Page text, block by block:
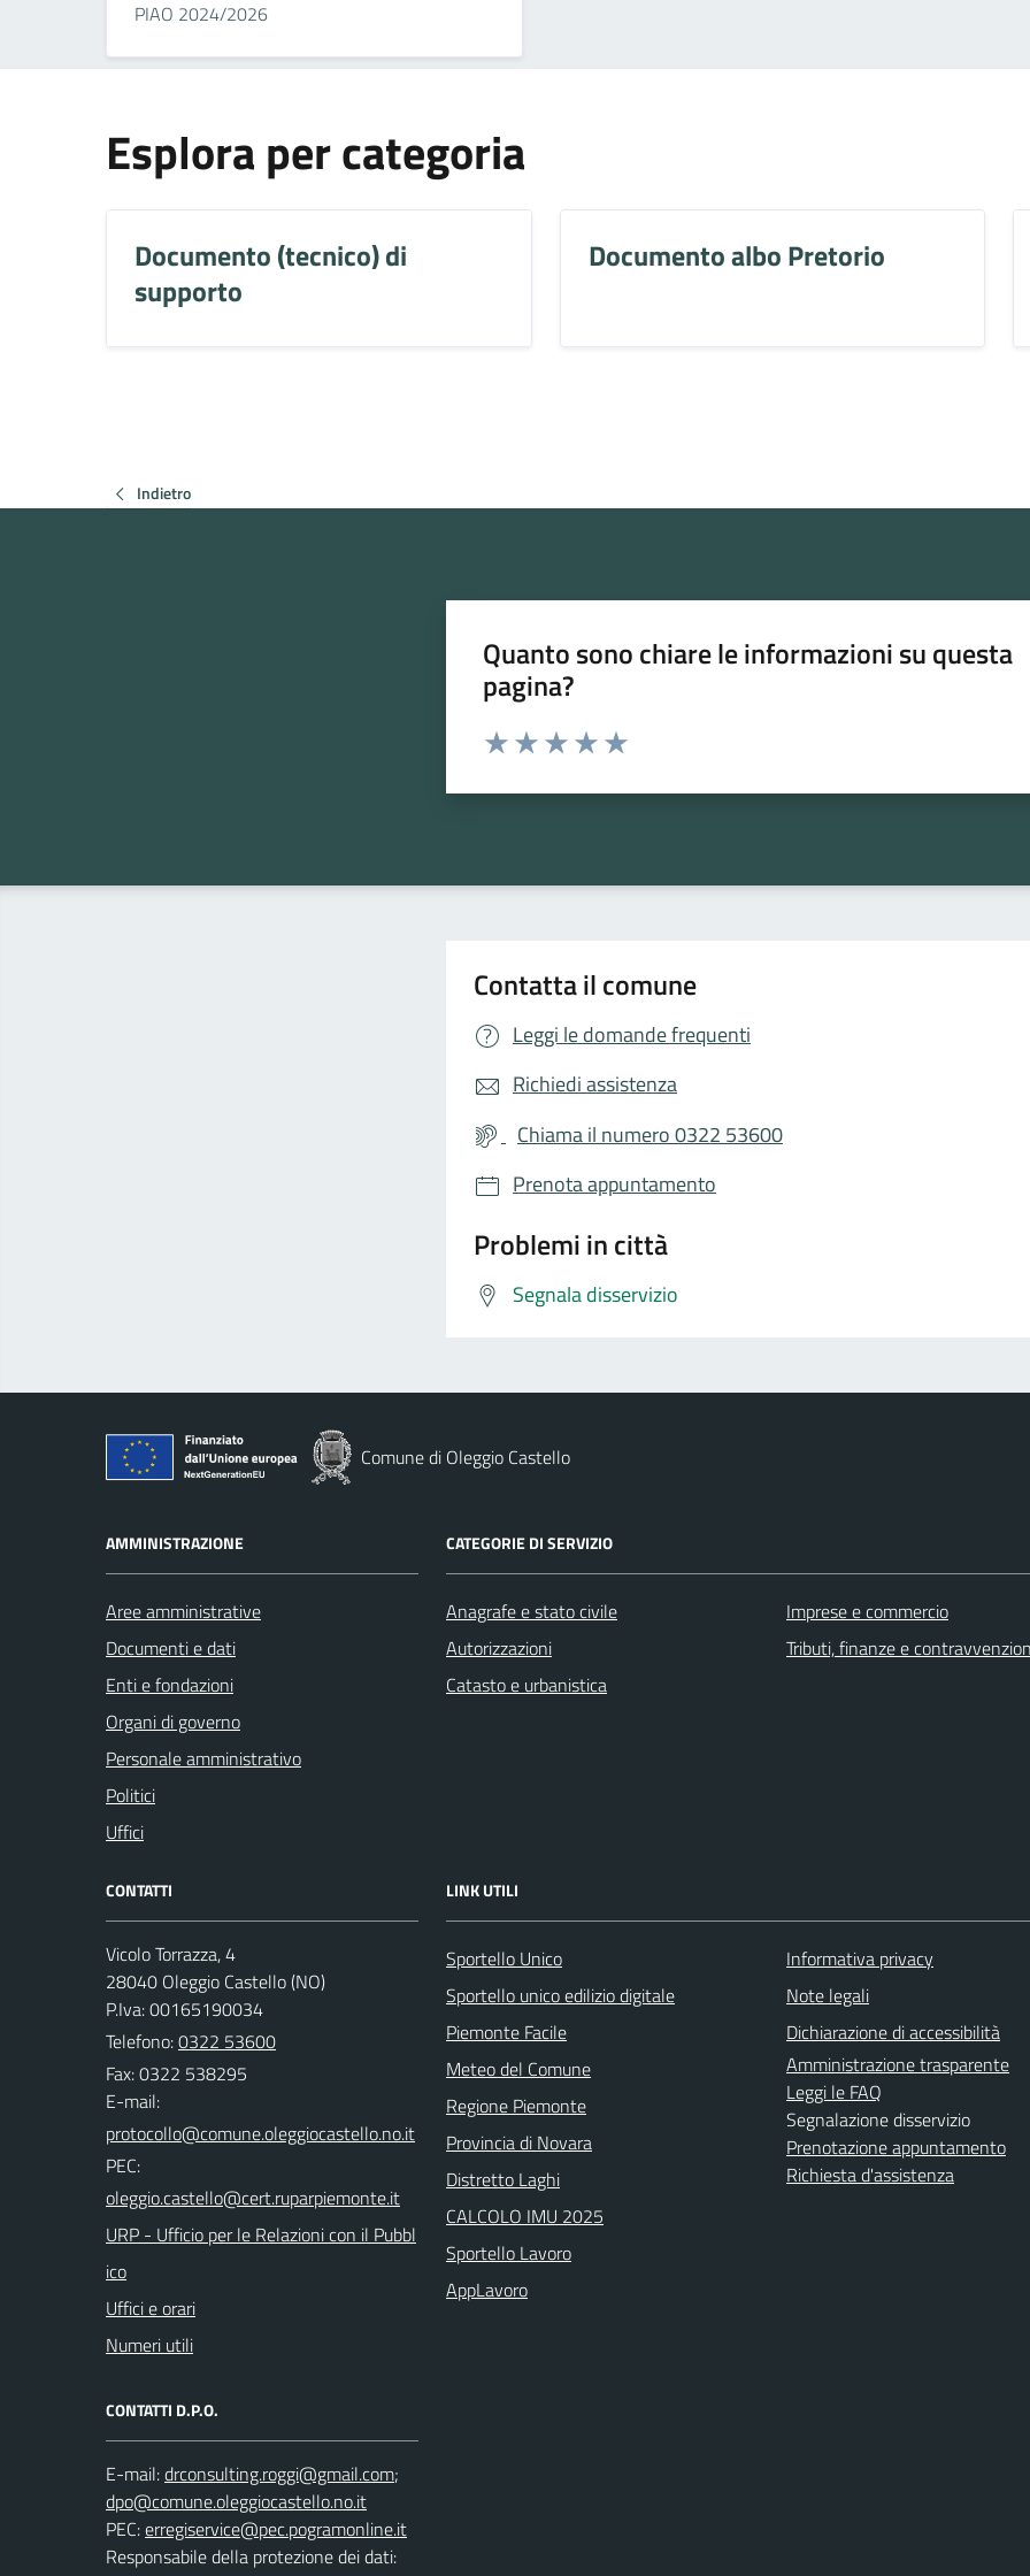
PIAO 2024/2026
Esplora per categoria
Documento (tecnico) di
supporto
Documento albo Pretorio
Indietro
Quanto sono chiare le informazioni su questa
pagina?
Valuta da 1 a 5 stelle la pagina
Contatta il comune
Leggi le domande frequenti
Richiedi assistenza
Chiama il numero 0322 53600
Prenota appuntamento
Problemi in città
Segnala disservizio
Comune di Oleggio Castello
AMMINISTRAZIONE
Aree amministrative
Documenti e dati
Enti e fondazioni
Organi di governo
Personale amministrativo
Politici
Uffici
CATEGORIE DI SERVIZIO
Anagrafe e stato civile
Autorizzazioni
Catasto e urbanistica
Imprese e commercio
Tributi, finanze e
CONTATTI
Vicolo Torrazza, 4
28040 Oleggio Castello (NO)
P.Iva: 00165190034
Telefono:0322 53600
Fax: 0322 538295
E-mail:
PEC:
URP - Ufficio per le Relazioni con il Pubbl
ico
Uffici e orari
Numeri utili
CONTATTI D.P.O.
E-mail:
;
PEC:
Responsabile della protezione dei dati:
LINK UTILI
Sportello Unico
Sportello unico edilizio digitale
Piemonte Facile
Meteo del Comune
Regione Piemonte
Provincia di Novara
Distretto Laghi
CALCOLO IMU 2025
Sportello Lavoro
AppLavoro
Informativa privacy
Note legali
Dichiarazione di accessibilità
Amministrazione trasparente
Leggi le FAQ
Segnalazione disservizio
Prenotazione appuntamento
Richiesta d'assistenza